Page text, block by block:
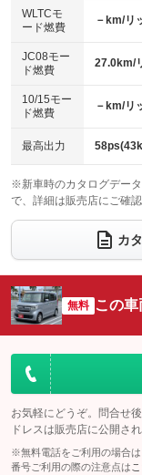
センターデフロック
：装備なし
電動格納ミラー
：装備あり
エアロ
：装備なし
：装備なし
パワーシート
ベンチシート
：装備あり
チップアップシート
：装備なし
：装備なし
ウォークスルー
：装備なし
電動リアゲート
：装備なし
サイドカメラ
：装備なし
：装備なし
WLTCモ
ード燃費
－km/リ
JC08モー
ド燃費
27.0km/
10/15モー
ド燃費
－km/リ
最高出力
※新車時のカタログデー
で、詳細は販売店にご確認
カ
無料 この
お気軽にどうぞ。問合せ
ドレスは販売店に公開され
※無料電話をご利用の場合
番号ご利用の際の注意点は